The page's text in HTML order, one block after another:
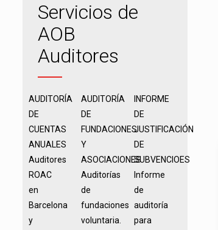
Servicios de
AOB
Auditores
AUDITORÍA
DE
CUENTAS
ANUALES
Auditores
ROAC
en
Barcelona
y
AUDITORÍA
DE
FUNDACIONES
Y
ASOCIACIONES
Auditorías
de
fundaciones
voluntaria.
INFORME
DE
JUSTIFICACIÓN
DE
SUBVENCIOES
Informe
de
auditoría
para